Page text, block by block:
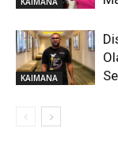
KAIMANA